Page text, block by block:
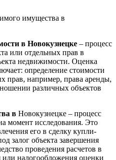
имущества в
в Новокузнецке – процесс
или отдельных прав в
недвижимости. Оценка
определение стоимости
прав, например, права аренды,
различных объектов
в Новокузнецке – процесс
момент исследования. Это
его в сделку купли-
залог объекта завершения
проведения расчетов в
или налогообложения оценки